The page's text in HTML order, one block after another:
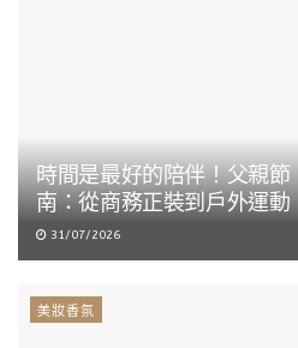
時間是最好的陪伴！父親
南：從商務正裝到戶外運
31/07/2026
美妝香氛